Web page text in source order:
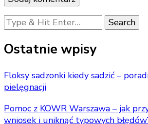
Looking
for
Something?
Ostatnie wpisy
Floksy sadzonki kiedy sadzić –
pielęgnacji
Pomoc z KOWR Warszawa – jak
wniosek i uniknąć typowych